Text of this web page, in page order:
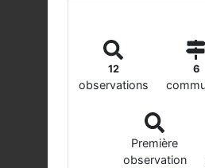
12
observations
6
Première
observation